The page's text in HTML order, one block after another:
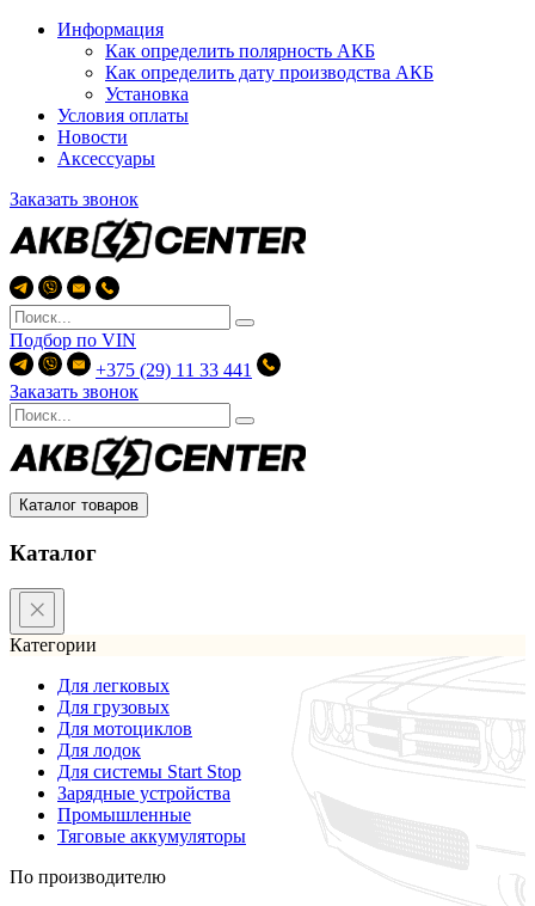
Информация
Как определить полярность АКБ
Как определить дату производства АКБ
Установка
Условия оплаты
Новости
Аксессуары
Заказать звонок
Подбор по VIN
+375 (29) 11 33 441
Заказать звонок
Каталог товаров
Каталог
Категории
Для легковых
Для грузовых
Для мотоциклов
Для лодок
Для системы Start Stop
Зарядные устройства
Промышленные
Тяговые аккумуляторы
По производителю